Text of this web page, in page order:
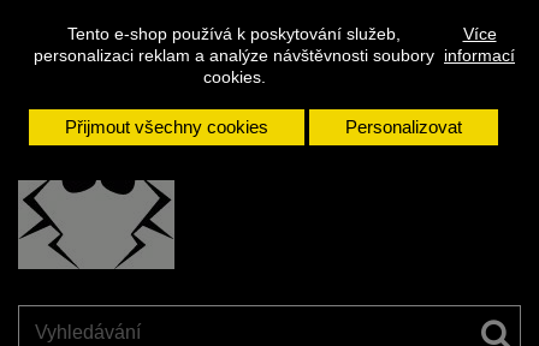
Tento e-shop používá k poskytování služeb,
personalizaci reklam a analýze návštěvnosti soubory
cookies.
Více
informací
Přijmout všechny cookies Personalizovat
Kontakt
Přihlásit se
Napište
nám